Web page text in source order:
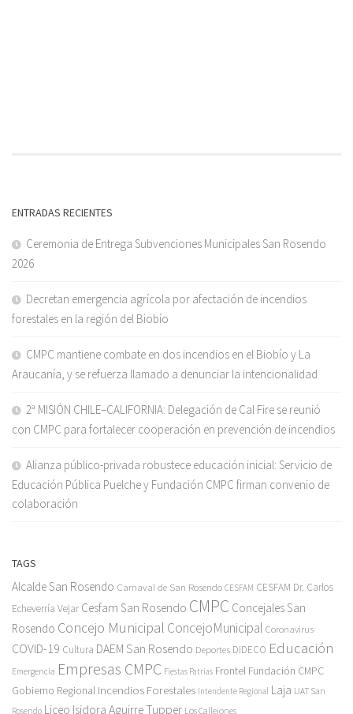
ENTRADAS RECIENTES
Ceremonia de Entrega Subvenciones Municipales San Rosendo
2026
Decretan emergencia agrícola por afectación de incendios
forestales en la región del Biobío
CMPC mantiene combate en dos incendios en el Biobío y La
Araucanía, y se refuerza llamado a denunciar la intencionalidad
2ª MISIÓN CHILE–CALIFORNIA: Delegación de Cal Fire se reunió
con CMPC para fortalecer cooperación en prevención de incendios
Alianza público-privada robustece educación inicial: Servicio de
Educación Pública Puelche y Fundación CMPC firman convenio de
colaboración
TAGS
Alcalde San Rosendo Carnaval de San Rosendo CESFAM CESFAM Dr. Carlos
Echeverría Vejar Cesfam San Rosendo CMPC Concejales San
Rosendo Concejo Municipal ConcejoMunicipal Coronavirus
COVID-19 Cultura DAEM San Rosendo Deportes DIDECO Educación
Emergencia Empresas CMPC Fiestas Patrias Frontel Fundación CMPC
Gobierno Regional Incendios Forestales Intendente Regional Laja LIAT San
Rosendo Liceo Isidora Aguirre Tupper Los Callejones